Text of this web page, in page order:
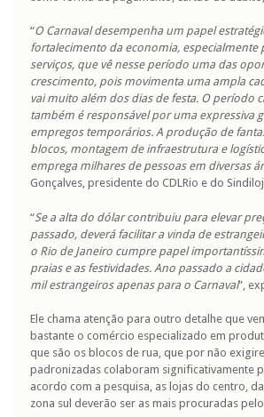
“O Carnaval desempenha um papel
fortalecimento da economia, especialmente
serviços, que vê nesse período uma das
crescimento, pois movimenta uma ampla
vai muito além dos dias de festa. O período
também é responsável por uma expressiva
empregos temporários. A produção de
blocos, montagem de infraestrutura e
emprega milhares de pessoas em diversas
Gonçalves, presidente do CDLRio e do
“Se a alta do dólar contribuiu para elevar
passado, deverá facilitar a vinda de
o Rio de Janeiro cumpre papel
praias e as festividades. Ano passado a
mil estrangeiros apenas para o Carnaval”,
Ele chama atenção para outro detalhe que
bastante o comércio especializado em
que são os blocos de rua, que por não
padronizadas colaboram significativamente
acordo com a pesquisa, as lojas do centro,
zona sul deverão ser as mais procuradas